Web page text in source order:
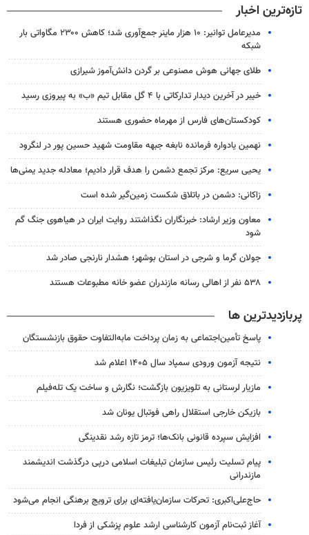
تازه‌ترین اخبار
مدیرعامل توانیر: ۱۰ هزار ماینر جمع‌آوری شد؛ کاهش ۲۳۰۰ مگاواتی بار
شبکه
طلای جهانی هوش مصنوعی بر گردن دانش‌آموز شیرازی
خیبر در آخرین دیدار تدارکاتی با ۴ گل مقابل تیم «ب» به پیروزی رسید
کودکستان‌های فارس از مهرماه حضوری هستند
نهمین یادواره فرمانده نابغه جبهه مقاومت شهید حسین پور در لنگرود
یحیی سریع: مرکز تجمع دشمن را هدف قرار دادیم؛ معادله جدید یمنی‌ها
زاکانی: دشمن در باتلاق شکست زمین‌گیر شده است
معاون وزیر ارشاد: خبرنگاران نگذاشتند روایت ایران در هیاهوی جنگ گم
شود
جولان گرما و شرجی در استان بوشهر؛ هشدار نارنجی صادر شد
۵۳۸ نفر از اهالی رسانه مازندران عضو خانه مطبوعات هستند
پربازدیدترین ها
پاسخ تأمین‌اجتماعی به زمان پرداخت مابه‌التفاوت حقوق بازنشستگان
نتیجه آزمون ورودی سمپاد سال ۱۴۰۵ اعلام شد
مازیار لرستانی به تلویزیون بازگشت؛ نگارش و ساخت یک تله‌فیلم
بازیکن خارجی استقلال راهی فوتبال یونان شد
افزایش سپرده قانونی بانک‌ها؛ ترمز تازه رشد نقدینگی
پیام تسلیت رئیس سازمان تبلیغات اسلامی درپی درگذشت اندیشمند
مازندرانی
حاج‌علی‌اکبری: تحرکات سازمان‌یافته‌ای برای ترویج برهنگی انجام می‌شود
آغاز ثبت‌نام‌ آزمون کارشناسی ارشد علوم پزشکی از فردا